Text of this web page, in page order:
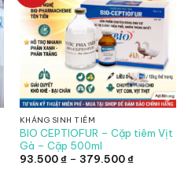
KHÁNG SINH TIÊM
BIO CEPTIOFUR – Cặp tiêm Vịt
Gà – Cặp 500ml
93.500₫ – 379.500₫Khoảng